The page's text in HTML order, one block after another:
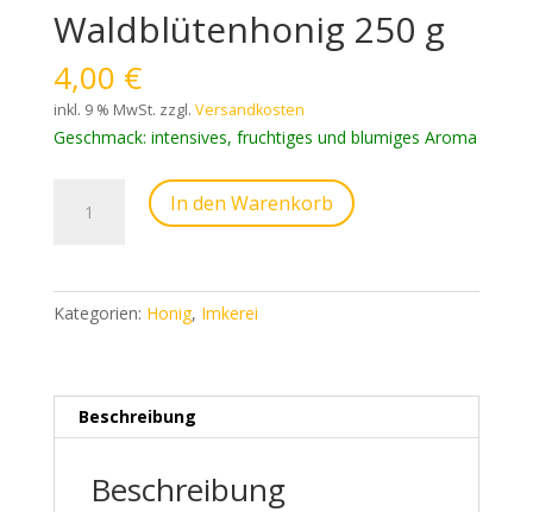
Waldblütenhonig 250 g
4,00 €
inkl. 9 % MwSt. zzgl. Versandkosten
Geschmack: intensives, fruchtiges und blumiges Aroma
WaldblütenhonigIn den Warenkorb
Kategorien: Honig, Imkerei
Beschreibung
Beschreibung